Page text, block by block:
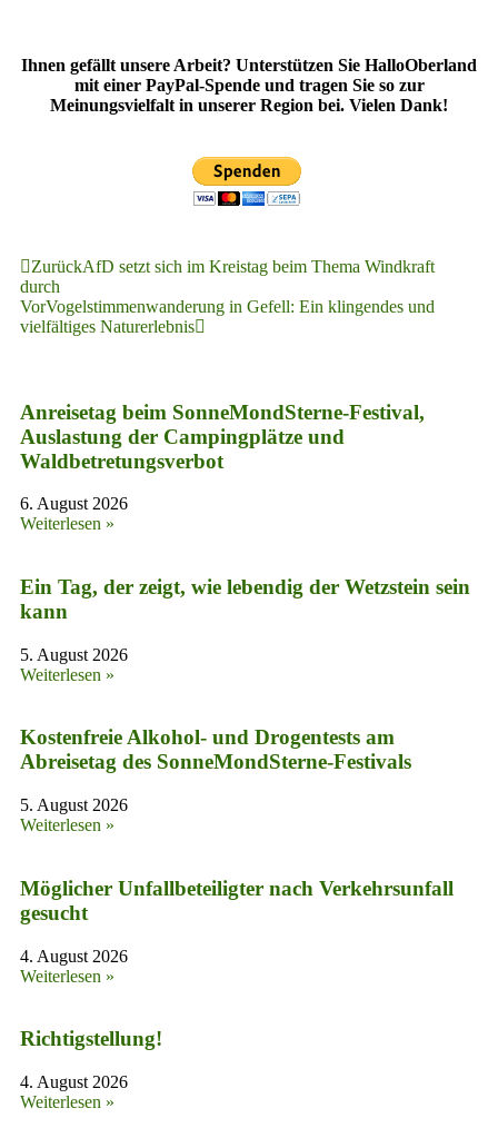
Ihnen gefällt unsere Arbeit? Unterstützen Sie HalloOberland
mit einer PayPal-Spende und tragen Sie so zur
Meinungsvielfalt in unserer Region bei. Vielen Dank!
ZurückAfD setzt sich im Kreistag beim Thema Windkraft
durch
VorVogelstimmenwanderung in Gefell: Ein klingendes und
vielfältiges Naturerlebnis
Anreisetag beim SonneMondSterne-Festival,
Auslastung der Campingplätze und
Waldbetretungsverbot
6. August 2026
Weiterlesen »
Ein Tag, der zeigt, wie lebendig der Wetzstein sein
kann
5. August 2026
Weiterlesen »
Kostenfreie Alkohol- und Drogentests am
Abreisetag des SonneMondSterne-Festivals
5. August 2026
Weiterlesen »
Möglicher Unfallbeteiligter nach Verkehrsunfall
gesucht
4. August 2026
Weiterlesen »
Richtigstellung!
4. August 2026
Weiterlesen »